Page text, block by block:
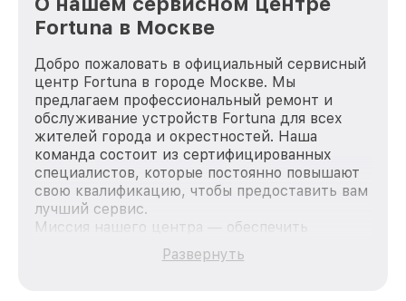
Fortuna в Москве
Добро пожаловать в официальный сервисный
центр Fortuna в городе Москве. Мы
предлагаем профессиональный ремонт и
обслуживание устройств Fortuna для всех
жителей города и окрестностей. Наша
команда состоит из сертифицированных
специалистов, которые постоянно повышают
свою квалификацию, чтобы предоставить вам
лучший сервис.
Миссия нашего центра — обеспечить
качественный и доступный ремонт для
каждого пользователя продукции Fortuna, вне
Развернуть